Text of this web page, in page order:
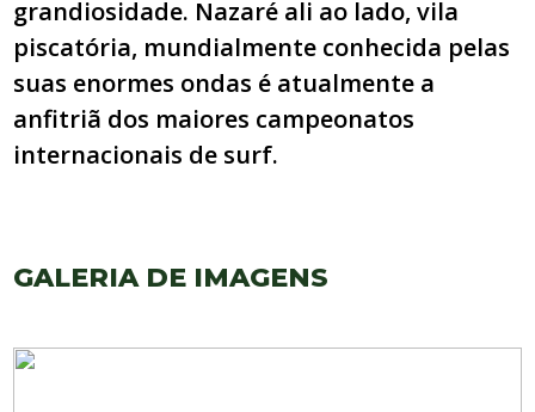
grandiosidade. Nazaré ali ao lado, vila
piscatória, mundialmente conhecida pelas
suas enormes ondas é atualmente a
anfitriã dos maiores campeonatos
internacionais de surf.
GALERIA DE IMAGENS